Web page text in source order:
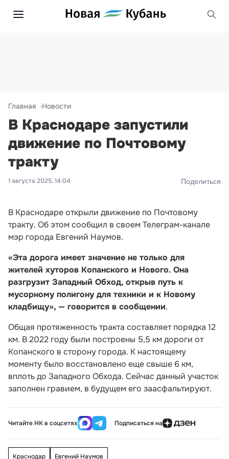
Главная Новости
В Краснодаре запустили
движение по Почтовому
тракту
1 августа 2025, 14:04 Поделиться
В Краснодаре открыли движение по Почтовому
тракту. Об этом сообщил в своем Телеграм-канале
мэр города Евгений Наумов.
«Эта дорога имеет значение не только для
жителей хуторов Копанского и Нового. Она
разгрузит Западный Обход, открыв путь к
мусорному полигону для техники и к Новому
кладбищу», — говорится в сообщении.
Общая протяженность тракта составляет порядка 12
км. В 2022 году были построены 5,5 км дороги от
Копанского в сторону города. К настоящему
моменту было восстановлено еще свыше 6 км,
вплоть до Западного Обхода. Сейчас данный участок
заполнен гравием, в будущем его заасфальтируют.
Читайте НК в соцсетях Подписаться на
Краснодар Евгений Наумов